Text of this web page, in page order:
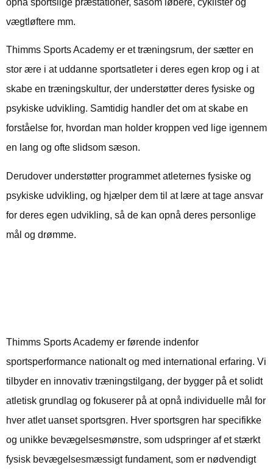
opnå sportslige præstationer, såsom løbere, cyklister og
vægtløftere mm.
Thimms Sports Academy er et træningsrum, der sætter en
stor ære i at uddanne sportsatleter i deres egen krop og i at
skabe en træningskultur, der understøtter deres fysiske og
psykiske udvikling. Samtidig handler det om at skabe en
forståelse for, hvordan man holder kroppen ved lige igennem
en lang og ofte slidsom sæson.
Derudover understøtter programmet atleternes fysiske og
psykiske udvikling, og hjælper dem til at lære at tage ansvar
for deres egen udvikling, så de kan opnå deres personlige
mål og drømme.
Thimms Sports Academy er førende indenfor
sportsperformance nationalt og med international erfaring. Vi
tilbyder en innovativ træningstilgang, der bygger på et solidt
atletisk grundlag og fokuserer på at opnå individuelle mål for
hver atlet uanset sportsgren. Hver sportsgren har specifikke
og unikke bevægelsesmønstre, som udspringer af et stærkt
fysisk bevægelsesmæssigt fundament, som er nødvendigt